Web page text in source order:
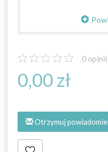
0 opinii
0,00 zł
Otrzymuj